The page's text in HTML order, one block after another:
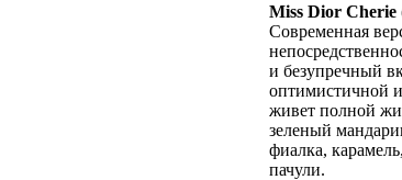
Miss Dior
Современная
и безупречный
оптимистичной
живет полной
зеленый
фиалка,
пачули.